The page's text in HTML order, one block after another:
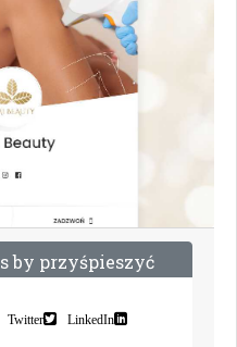
sby przyśpieszyć
Twitter LinkedIn